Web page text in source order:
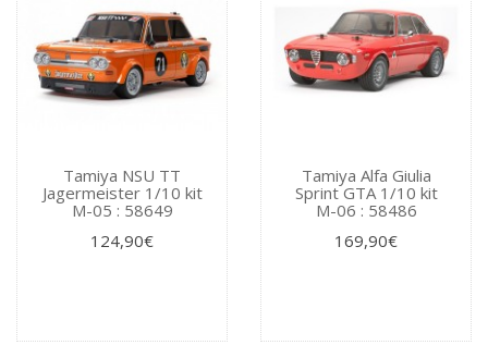
Tamiya NSU TT
Jagermeister 1/10 kit
M-05 : 58649
124,90€
Tamiya Alfa Giulia
Sprint GTA 1/10 kit
M-06 : 58486
169,90€